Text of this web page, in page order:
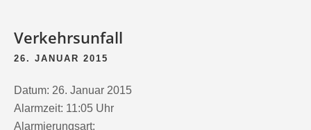
Verkehrsunfall
26. JANUAR 2015
Datum: 26. Januar 2015
Alarmzeit: 11:05 Uhr
Alarmierungsart: